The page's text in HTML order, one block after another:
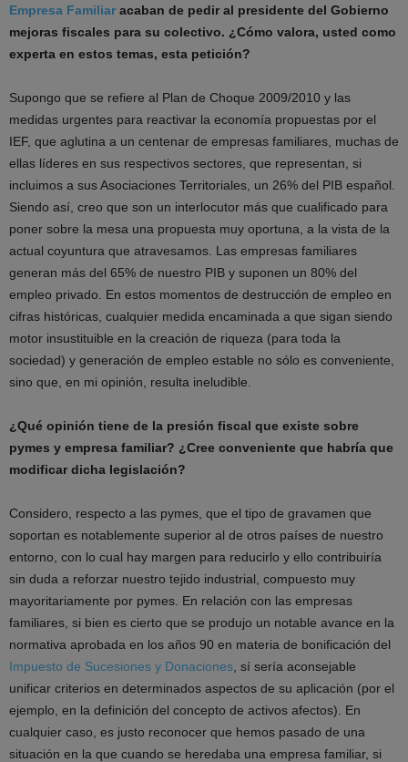
Empresa Familiar acaban de pedir al presidente del Gobierno
mejoras fiscales para su colectivo. ¿Cómo valora, usted como
experta en estos temas, esta petición?
Supongo que se refiere al Plan de Choque 2009/2010 y las
medidas urgentes para reactivar la economía propuestas por el
IEF, que aglutina a un centenar de empresas familiares, muchas de
ellas líderes en sus respectivos sectores, que representan, si
incluimos a sus Asociaciones Territoriales, un 26% del PIB español.
Siendo así, creo que son un interlocutor más que cualificado para
poner sobre la mesa una propuesta muy oportuna, a la vista de la
actual coyuntura que atravesamos. Las empresas familiares
generan más del 65% de nuestro PIB y suponen un 80% del
empleo privado. En estos momentos de destrucción de empleo en
cifras históricas, cualquier medida encaminada a que sigan siendo
motor insustituible en la creación de riqueza (para toda la
sociedad) y generación de empleo estable no sólo es conveniente,
sino que, en mi opinión, resulta ineludible.
¿Qué opinión tiene de la presión fiscal que existe sobre
pymes y empresa familiar? ¿Cree conveniente que habría que
modificar dicha legislación?
Considero, respecto a las pymes, que el tipo de gravamen que
soportan es notablemente superior al de otros países de nuestro
entorno, con lo cual hay margen para reducirlo y ello contribuiría
sin duda a reforzar nuestro tejido industrial, compuesto muy
mayoritariamente por pymes. En relación con las empresas
familiares, si bien es cierto que se produjo un notable avance en la
normativa aprobada en los años 90 en materia de bonificación del
Impuesto de Sucesiones y Donaciones , sí sería aconsejable
unificar criterios en determinados aspectos de su aplicación (por el
ejemplo, en la definición del concepto de activos afectos). En
cualquier caso, es justo reconocer que hemos pasado de una
situación en la que cuando se heredaba una empresa familiar, si